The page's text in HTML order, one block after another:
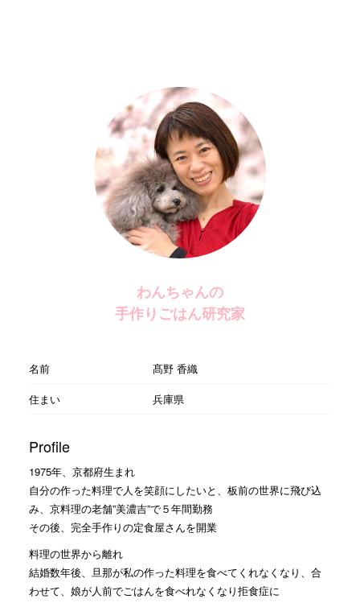
わんちゃんの
手作りごはん研究家
名前
髙野 香織
住まい
兵庫県
Profile
1975年、京都府生まれ
自分の作った料理で人を笑顔にしたいと、板前の世界に飛び込
み、京料理の老舗”美濃吉”で５年間勤務
その後、完全手作りの定食屋さんを開業
料理の世界から離れ
結婚数年後、旦那が私の作った料理を食べてくれなくなり、合
わせて、娘が人前でごはんを食べれなくなり拒食症に